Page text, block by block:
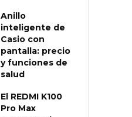
Anillo
inteligente de
Casio con
pantalla: precio
y funciones de
salud
El REDMI K100
Pro Max